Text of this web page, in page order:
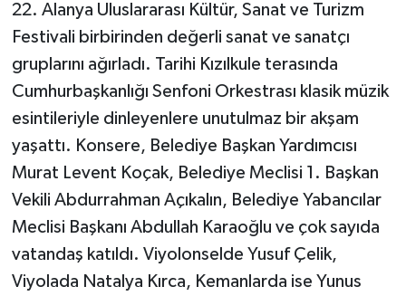
22. Alanya Uluslararası Kültür, Sanat ve Turizm
Festivali birbirinden değerli sanat ve sanatçı
gruplarını ağırladı. Tarihi Kızılkule terasında
Cumhurbaşkanlığı Senfoni Orkestrası klasik müzik
esintileriyle dinleyenlere unutulmaz bir akşam
yaşattı. Konsere, Belediye Başkan Yardımcısı
Murat Levent Koçak, Belediye Meclisi 1. Başkan
Vekili Abdurrahman Açıkalın, Belediye Yabancılar
Meclisi Başkanı Abdullah Karaoğlu ve çok sayıda
vatandaş katıldı. Viyolonselde Yusuf Çelik,
Viyolada Natalya Kırca, Kemanlarda ise Yunus